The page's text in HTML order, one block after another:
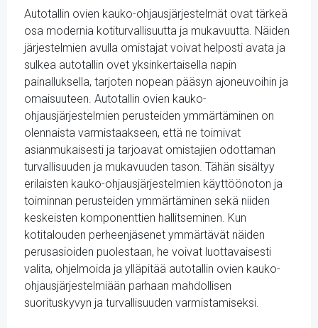
Autotallin ovien kauko-ohjausjärjestelmät ovat tärkeä
osa modernia kotiturvallisuutta ja mukavuutta. Näiden
järjestelmien avulla omistajat voivat helposti avata ja
sulkea autotallin ovet yksinkertaisella napin
painalluksella, tarjoten nopean pääsyn ajoneuvoihin ja
omaisuuteen. Autotallin ovien kauko-
ohjausjärjestelmien perusteiden ymmärtäminen on
olennaista varmistaakseen, että ne toimivat
asianmukaisesti ja tarjoavat omistajien odottaman
turvallisuuden ja mukavuuden tason. Tähän sisältyy
erilaisten kauko-ohjausjärjestelmien käyttöönoton ja
toiminnan perusteiden ymmärtäminen sekä niiden
keskeisten komponenttien hallitseminen. Kun
kotitalouden perheenjäsenet ymmärtävät näiden
perusasioiden puolestaan, he voivat luottavaisesti
valita, ohjelmoida ja ylläpitää autotallin ovien kauko-
ohjausjärjestelmiään parhaan mahdollisen
suorituskyvyn ja turvallisuuden varmistamiseksi.